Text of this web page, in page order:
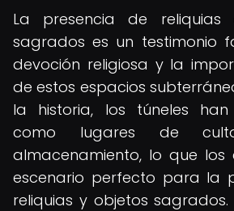
La presencia de reliquias
sagrados es un testimonio
devoción religiosa y la
de estos espacios
la historia, los túneles han
como lugares de
almacenamiento, lo que los
escenario perfecto para la
reliquias y objetos sagrados.